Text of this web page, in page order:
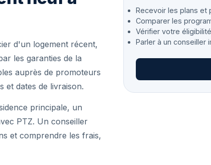
d'un logement récent,
les garanties de la
auprès de promoteurs
et dates de livraison.
principale, un
PTZ. Un conseiller
et comprendre les frais,
Recevoir les plans et
Comparer les
Vérifier votre
Parler à un conseiller